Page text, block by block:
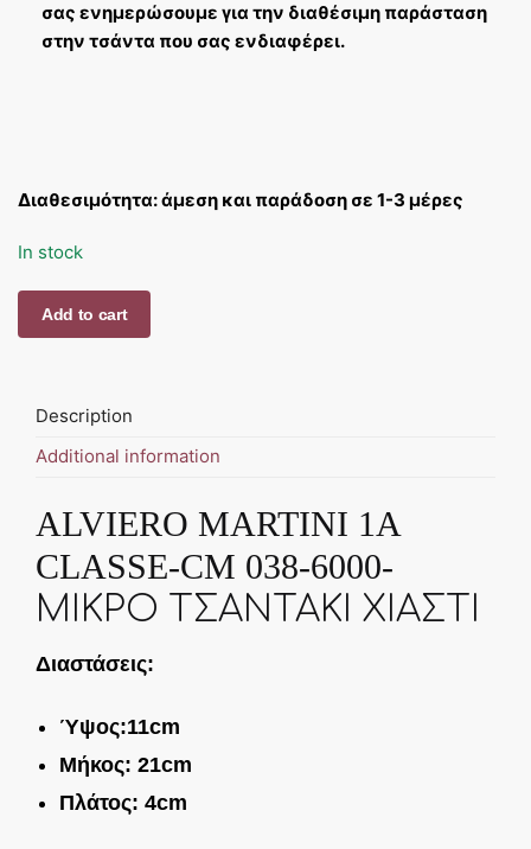
σας ενημερώσουμε για την διαθέσιμη παράσταση
στην τσάντα που σας ενδιαφέρει.
Διαθεσιμότητα: άμεση και παράδοση σε 1-3 μέρες
In stock
ALVIERO
MARTINI
CM
038-
ΤΣΑΝΤΑΚΙ
ΧΙΑΣΤΙ
quantity
Add to cart
Description
Additional information
ALVIERO MARTINI 1A
CLASSE-CM 038-6000-
ΜΙΚΡΟ ΤΣΑΝΤΑΚΙ ΧΙΑΣΤΙ
Διαστάσεις:
Ύψος:11cm
Μήκος: 21cm
Πλάτος: 4cm